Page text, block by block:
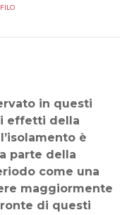
effetti della
è
parte della
come una
maggiormente
di questi